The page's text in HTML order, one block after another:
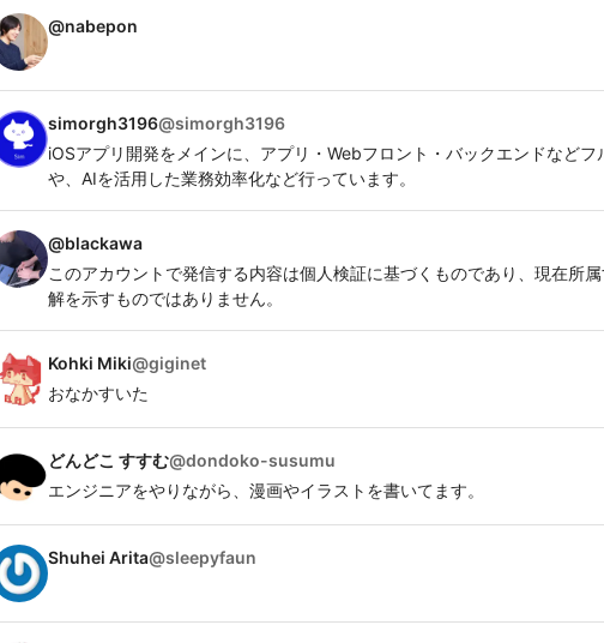
@nabepon
simorgh3196@simorgh3196
iOSアプリ開発をメインに、アプリ・Webフロント・バックエンドなどフ
や、AIを活用した業務効率化など行っています。
@blackawa
このアカウントで発信する内容は個人検証に基づくものであり、現在所
解を示すものではありません。
Kohki Miki@giginet
おなかすいた
どんどこ すすむ@dondoko-susumu
エンジニアをやりながら、漫画やイラストを書いてます。
Shuhei Arita@sleepyfaun